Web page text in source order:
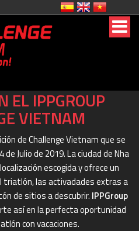
EL IPPGROUP
VIETNAM
de Challenge Vietnam que se
Julio de 2019. La ciudad de Nha
escogida y ofrece un
triatlón, las activadades extras a
de sitios a descubrir. IPPGroup
así en la perfecta oportunidad
con vacaciones.